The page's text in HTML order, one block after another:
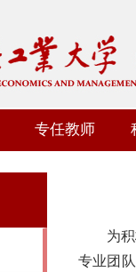
专任教师
为
专业团